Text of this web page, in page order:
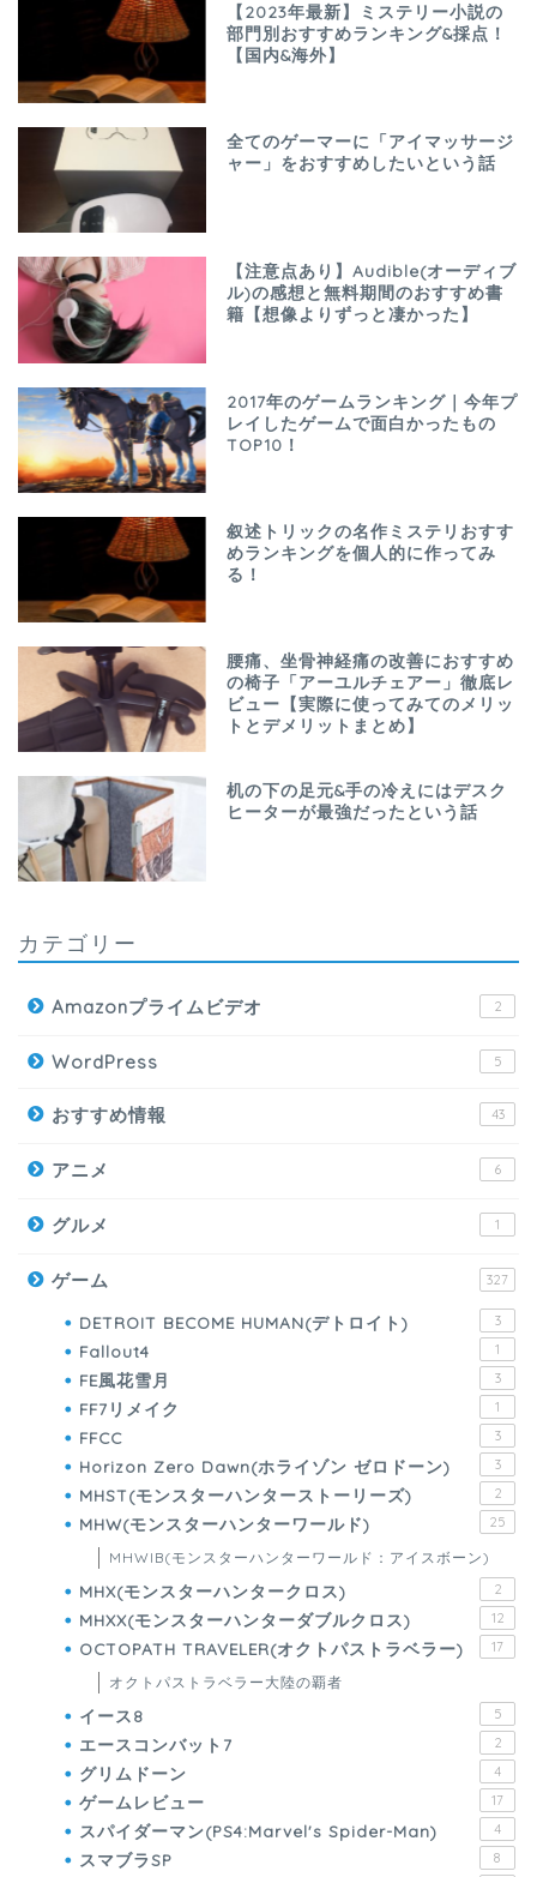
【2023年最新】ミステリー小説の
部門別おすすめランキング&採点！
【国内&海外】
全てのゲーマーに「アイマッサージ
ャー」をおすすめしたいという話
【注意点あり】Audible(オーディブ
ル)の感想と無料期間のおすすめ書
籍【想像よりずっと凄かった】
2017年のゲームランキング｜今年プ
レイしたゲームで面白かったもの
TOP10！
叙述トリックの名作ミステリおすす
めランキングを個人的に作ってみ
る！
腰痛、坐骨神経痛の改善におすすめ
の椅子「アーユルチェアー」徹底レ
ビュー【実際に使ってみてのメリッ
トとデメリットまとめ】
机の下の足元&手の冷えにはデスク
ヒーターが最強だったという話
カテゴリー
Amazonプライムビデオ 2
WordPress 5
おすすめ情報 43
アニメ 6
グルメ 1
ゲーム 327
DETROIT BECOME HUMAN(デトロイト) 3
Fallout4 1
FE風花雪月 3
FF7リメイク 1
FFCC 3
Horizon Zero Dawn(ホライゾン ゼロドーン) 3
MHST(モンスターハンターストーリーズ) 2
MHW(モンスターハンターワールド) 25
MHWIB(モンスターハンターワールド：アイスボーン)
MHX(モンスターハンタークロス) 2
MHXX(モンスターハンターダブルクロス) 12
OCTOPATH TRAVELER(オクトパストラベラー) 17
オクトパストラベラー大陸の覇者
イース8 5
エースコンバット7 2
グリムドーン 4
ゲームレビュー 17
スパイダーマン(PS4:Marvel's Spider-Man) 4
スマブラSP 8